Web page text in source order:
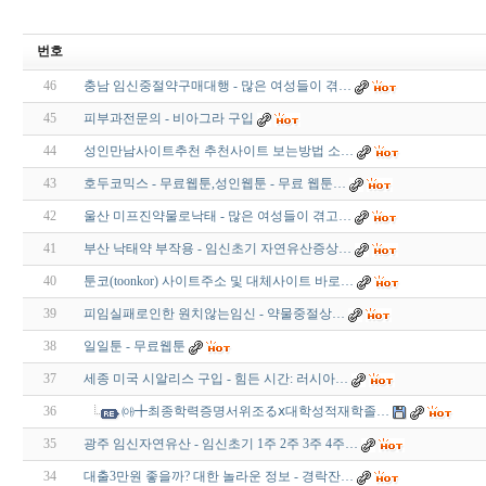
번호
46 충남 임신중절약구매대행 - 많은 여성들이 겪…
45 피부과전문의 - 비아그라 구입
44 성인만남사이트추천 추천사이트 보는방법 소…
43 호두코믹스 - 무료웹툰,성인웹툰 - 무료 웹툰…
42 울산 미프진약물로낙태 - 많은 여성들이 겪고…
41 부산 낙태약 부작용 - 임신초기 자연유산증상…
40 툰코(toonkor) 사이트주소 및 대체사이트 바로…
39 피임실패로인한 원치않는임신 - 약물중절상…
38 일일툰 - 무료웹툰
37 세종 미국 시알리스 구입 - 힘든 시간: 러시아…
36 ㈕╋최종학력증명서위조るⅹ대학성적재학졸…
35 광주 임신자연유산 - 임신초기 1주 2주 3주 4주…
34 대출3만원 좋을까? 대한 놀라운 정보 - 경락잔…